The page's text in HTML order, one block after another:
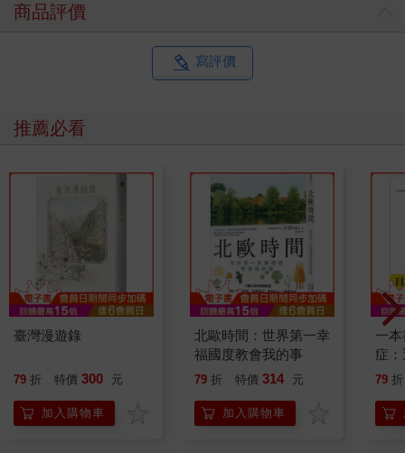
商品評價
寫評價
推薦必看
臺灣漫遊錄
79 折 特價 300 元
加入購物車
北歐時間：世界第一幸
福國度教會我的事
79 折 特價 314 元
加入購物車
一
症
開
的
79 折